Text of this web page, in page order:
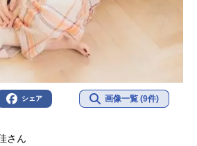
シェア 画像一覧 (9件)
さん